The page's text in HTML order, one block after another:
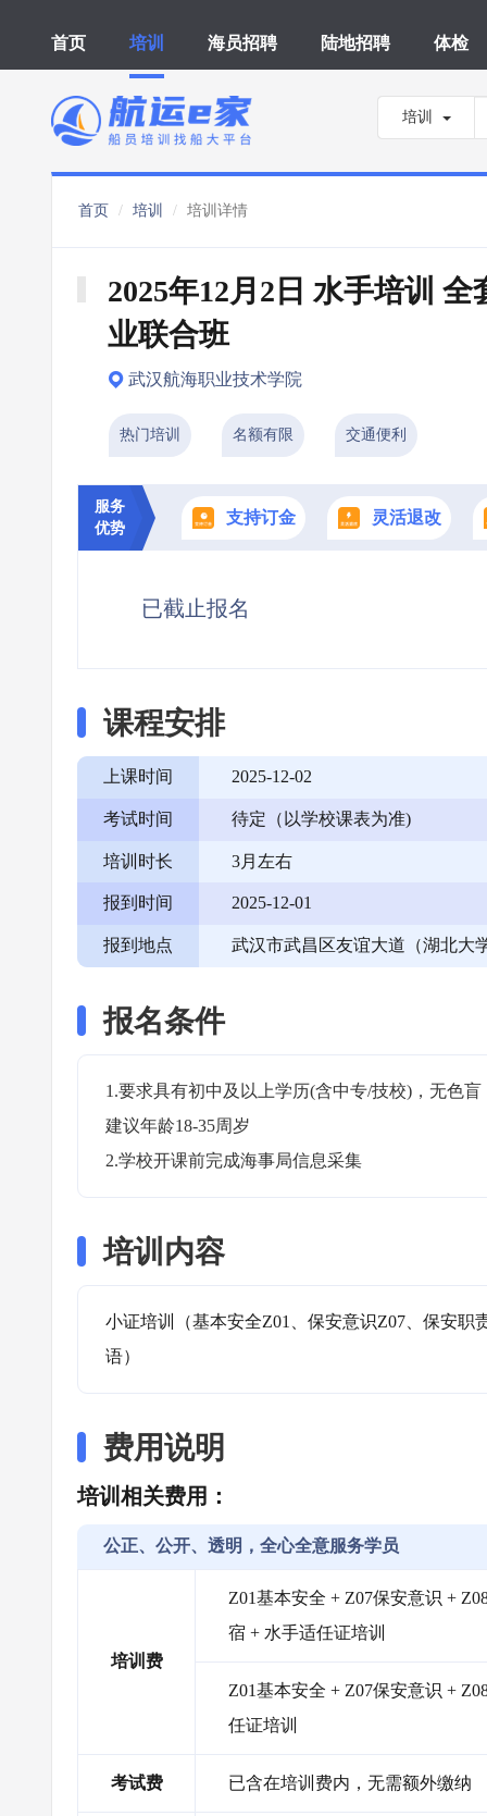
首页 培训 海员招聘 陆地招聘 体检
培训
首页 培训 培训详情
2025年12月2日 水手培训 全
业联合班
武汉航海职业技术学院
热门培训 名额有限 交通便利
服务
优势
支持订金 灵活退改
已截止报名
课程安排
上课时间 2025-12-02
考试时间 待定（以学校课表为准)
培训时长 3月左右
报到时间 2025-12-01
报到地点 武汉市武昌区友谊大道（湖北大
报名条件
1.要求具有初中及以上学历(含中专/技校)，无色
建议年龄18-35周岁
2.学校开课前完成海事局信息采集
培训内容
小证培训（基本安全Z01、保安意识Z07、保安
语）
费用说明
培训相关费用：
公正、公开、透明，全心全意服务学员
培训费
Z01基本安全 + Z07保安意识 +
宿 + 水手适任证培训
Z01基本安全 + Z07保安意识 +
任证培训
考试费 已含在培训费内，无需额外缴纳